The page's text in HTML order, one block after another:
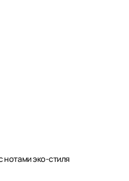
нотами эко-стиля